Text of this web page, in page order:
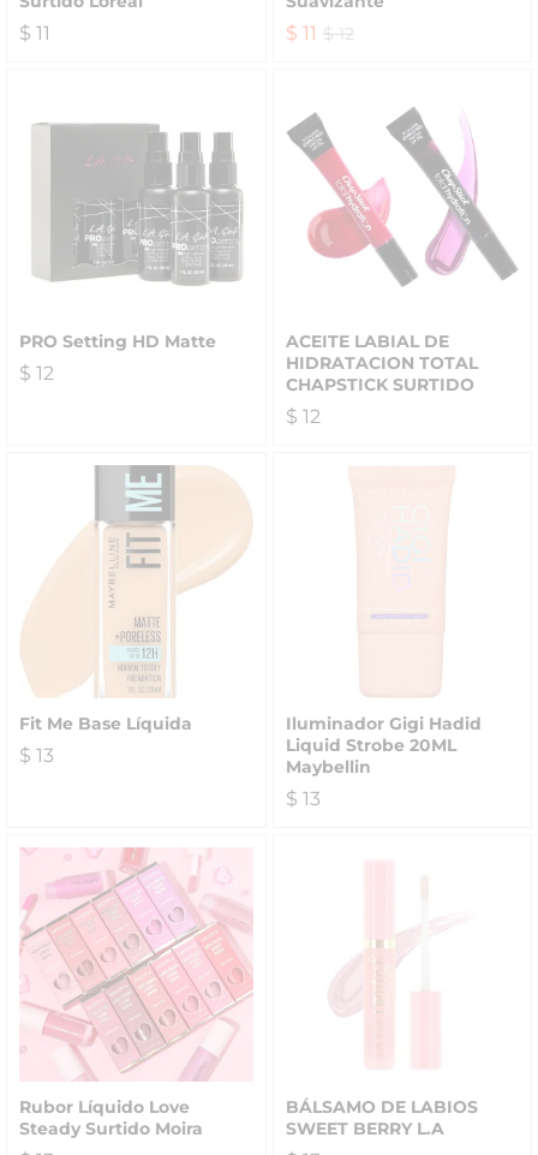
$ 11 $ 11 $12
PRO Setting HD Matte
$ 12
ACEITE LABIAL DE
HIDRATACION TOTAL
CHAPSTICK SURTIDO
$ 12
Fit Me Base Líquida
$ 13
Iluminador Gigi Hadid
Liquid Strobe 20ML
Maybellin
$ 13
Rubor Líquido Love
Steady Surtido Moira
BÁLSAMO DE LABIOS
SWEET BERRY L.A